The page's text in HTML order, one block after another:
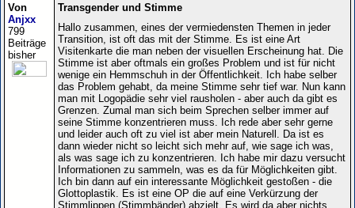
Von
Anjxx
799
Beiträge
bisher
Transgender und Stimme
Hallo zusammen, eines der vermiedensten Themen in jeder
Transition, ist oft das mit der Stimme. Es ist eine Art
Visitenkarte die man neben der visuellen Erscheinung hat. Die
Stimme ist aber oftmals ein großes Problem und ist für nicht
wenige ein Hemmschuh in der Öffentlichkeit. Ich habe selber
das Problem gehabt, da meine Stimme sehr tief war. Nun kann
man mit Logopädie sehr viel rausholen - aber auch da gibt es
Grenzen. Zumal man sich beim Sprechen selber immer auf
seine Stimme konzentrieren muss. Ich rede aber sehr gerne
und leider auch oft zu viel ist aber mein Naturell. Da ist es
dann wieder nicht so leicht sich mehr auf, wie sage ich was,
als was sage ich zu konzentrieren. Ich habe mir dazu versucht
Informationen zu sammeln, was es da für Möglichkeiten gibt.
Ich bin dann auf ein interessante Möglichkeit gestoßen - die
Glottoplastik. Es ist eine OP die auf eine Verkürzung der
Stimmlippen (Stimmbänder) abzielt. Es wird da aber nichts